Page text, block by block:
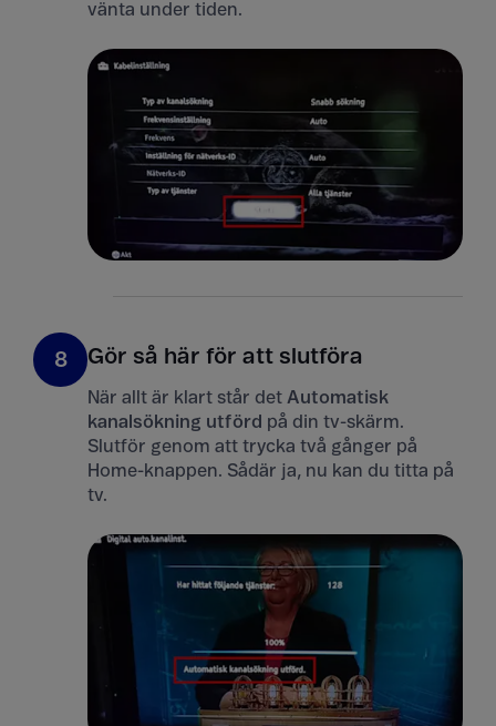
vänta under tiden.
8 Gör så här för att slutföra
När allt är klart står det Automatisk
kanalsökning utförd på din tv-skärm.
Slutför genom att trycka två gånger på
Home-knappen. Sådär ja, nu kan du titta på
tv.